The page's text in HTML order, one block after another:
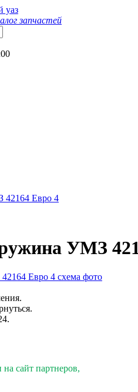
запчастей
42164 Евро 4
УМЗ
сайт партнеров,